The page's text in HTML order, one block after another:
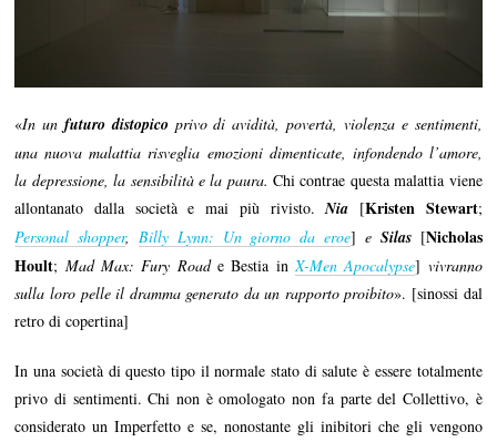
«In unfuturo distopicoprivo di avidità, povertà, violenza e sentimenti,
una nuova malattia risveglia emozioni dimenticate, infondendo l’amore,
la depressione, la sensibilità e la paura. Chi contrae questa malattia viene
allontanato dalla società e mai più rivisto.Nia [Kristen Stewart;
Personal shopper, Billy Lynn: Un giorno da eroe] e Silas [Nicholas
Hoult; Mad Max: Fury Roade Bestia inX-Men Apocalypse] vivranno
sulla loro pelle il dramma generato da un rapporto proibito». [sinossi dal
retro di copertina]
In una società di questo tipo il normale stato di salute è essere totalmente
privo di sentimenti. Chi non è omologato non fa parte del Collettivo, è
considerato un Imperfetto e se, nonostante gli inibitori che gli vengono